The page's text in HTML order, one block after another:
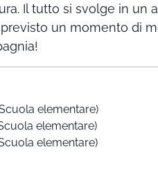
Il tutto si svolge in
un momento di
elementare)
elementare)
elementare)